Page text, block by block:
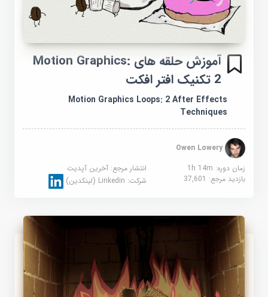
آموزش حلقه های Motion Graphics:
2 تکنیک افتر افکت
Motion Graphics Loops: 2 After Effects
Techniques
Owen Lowery
زمان دوره: 1h 14m
انتشار مرجع:آخرین آپدیت
بازدید مرجع:37,601 شرکت:Linkedin (لینکدین)